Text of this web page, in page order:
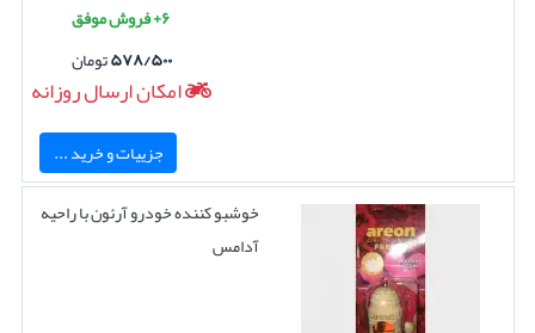
۶+ فروش موفق
۵۷۸/۵۰۰تومان
امکان ارسال روزانه
جزییات و خرید ...
خوشبو کننده خودرو آرئون با راحیه
آدامس